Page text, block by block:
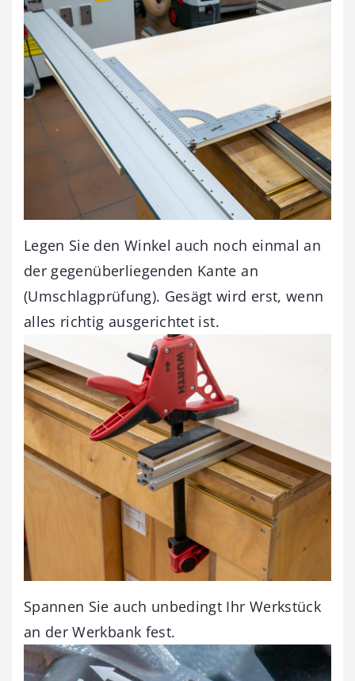
Legen Sie den Winkel auch noch einmal an
der gegenüberliegenden Kante an
(Umschlagprüfung). Gesägt wird erst, wenn
alles richtig ausgerichtet ist.
Spannen Sie auch unbedingt Ihr Werkstück
an der Werkbank fest.